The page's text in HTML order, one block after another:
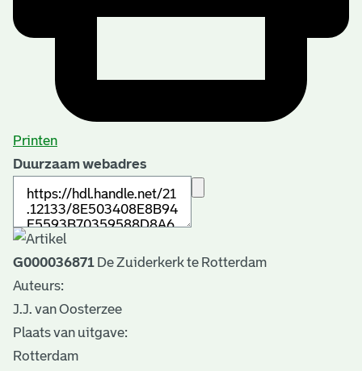
Printen
Duurzaam webadres
G000036871 De Zuiderkerk te Rotterdam
Auteurs:
J.J. van Oosterzee
Plaats van uitgave:
Rotterdam